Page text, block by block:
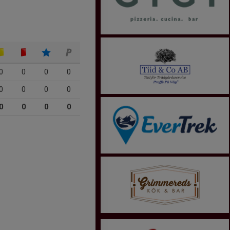
0 0
0
0 0
0
0 0 0 0